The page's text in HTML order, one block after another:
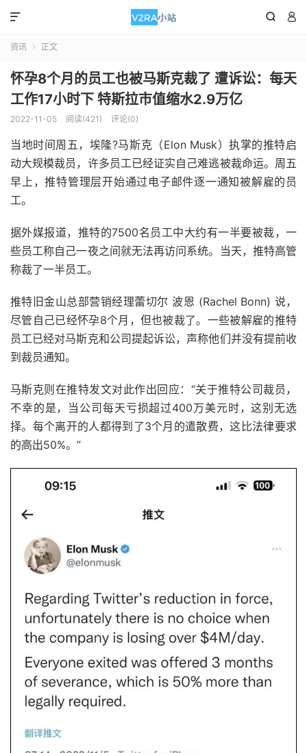
 

资讯  正文
怀孕8个月的员工也被马斯克裁了 遭诉讼：每天
工作17小时下 特斯拉市值缩水2.9万亿
2022-11-05 阅读(421) 评论(0)
当地时间周五，埃隆?马斯克（Elon Musk）执掌的推特启
动大规模裁员，许多员工已经证实自己难逃被裁命运。周五
早上，推特管理层开始通过电子邮件逐一通知被解雇的员
工。
据外媒报道，推特的7500名员工中大约有一半要被裁，一
些员工称自己一夜之间就无法再访问系统。当天，推特高管
称裁了一半员工。
推特旧金山总部营销经理蕾切尔 波恩 (Rachel Bonn) 说，
尽管自己已经怀孕8个月，但也被裁了。一些被解雇的推特
员工已经对马斯克和公司提起诉讼，声称他们并没有提前收
到裁员通知。
马斯克则在推特发文对此作出回应：“关于推特公司裁员，
不幸的是，当公司每天亏损超过400万美元时，这别无选
择。每个离开的人都得到了3个月的遣散费，这比法律要求
的高出50%。”